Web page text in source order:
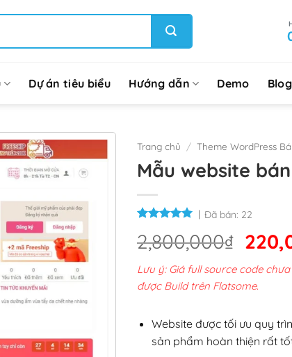
Dự án tiêu biểu Hướng dẫn Demo Blog
Trang chủ / Theme WordPress
Mẫu website
Đã bán: 22
2,800,000₫ Giá
gốc
là:
Lưu ý: Giá full source code
được Build trên Flatsome.
Website được tối ưu quy
sản phẩm hoàn thiện rất